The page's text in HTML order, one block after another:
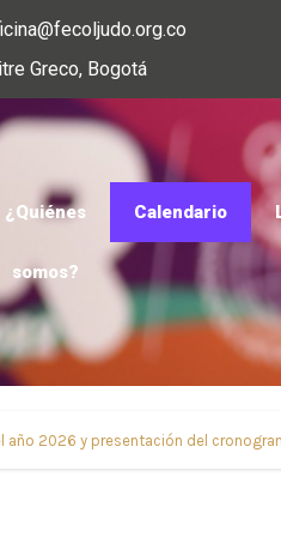
Greco, Bogotá
¿Quiénes
somos?
Calendario
año 2026 y presentación del